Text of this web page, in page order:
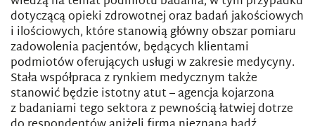
dotyczącą opieki zdrowotnej oraz badań jakościowych
i ilościowych, które stanowią główny obszar pomiaru
zadowolenia pacjentów, będących klientami
podmiotów oferujących usługi w zakresie medycyny.
Stała współpraca z rynkiem medycznym także
stanowić będzie istotny atut – agencja kojarzona
z badaniami tego sektora z pewnością łatwiej dotrze